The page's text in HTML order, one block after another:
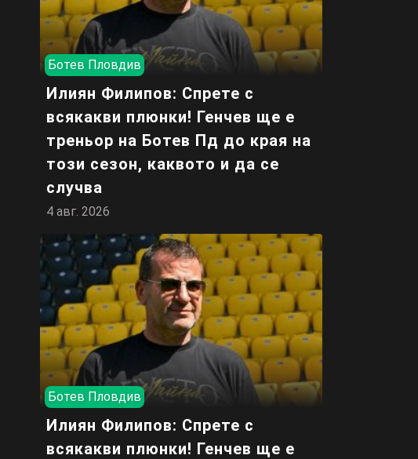
Ботев Пловдив
Илиян Филипов: Спрете с
всякакви плюнки! Генчев ще е
треньор на Ботев Пд до края на
този сезон, каквото и да се
случва
4 авг. 2026
Ботев Пловдив
Илиян Филипов: Спрете с
всякакви плюнки! Генчев ще е